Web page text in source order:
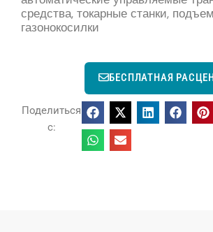
средства, токарные станки,
газонокосилки
БЕСПЛАТНАЯ
Поделиться
с: